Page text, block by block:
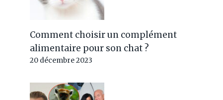
Comment choisir un complément
alimentaire pour son chat ?
20 décembre 2023